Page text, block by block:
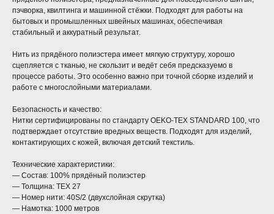
пэчворка, квилтинга и машинной стёжки. Подходят для работы на
бытовых и промышленных швейных машинах, обеспечивая
стабильный и аккуратный результат.
Нить из прядёного полиэстера имеет мягкую структуру, хорошо
сцепляется с тканью, не скользит и ведёт себя предсказуемо в
процессе работы. Это особенно важно при точной сборке изделий и
работе с многослойными материалами.
Безопасность и качество:
Нитки сертифицированы по стандарту OEKO-TEX STANDARD 100, что
подтверждает отсутствие вредных веществ. Подходят для изделий,
контактирующих с кожей, включая детский текстиль.
Технические характеристики:
— Состав: 100% прядёный полиэстер
— Толщина: TEX 27
— Номер нити: 40S/2 (двухслойная скрутка)
— Намотка: 1000 метров